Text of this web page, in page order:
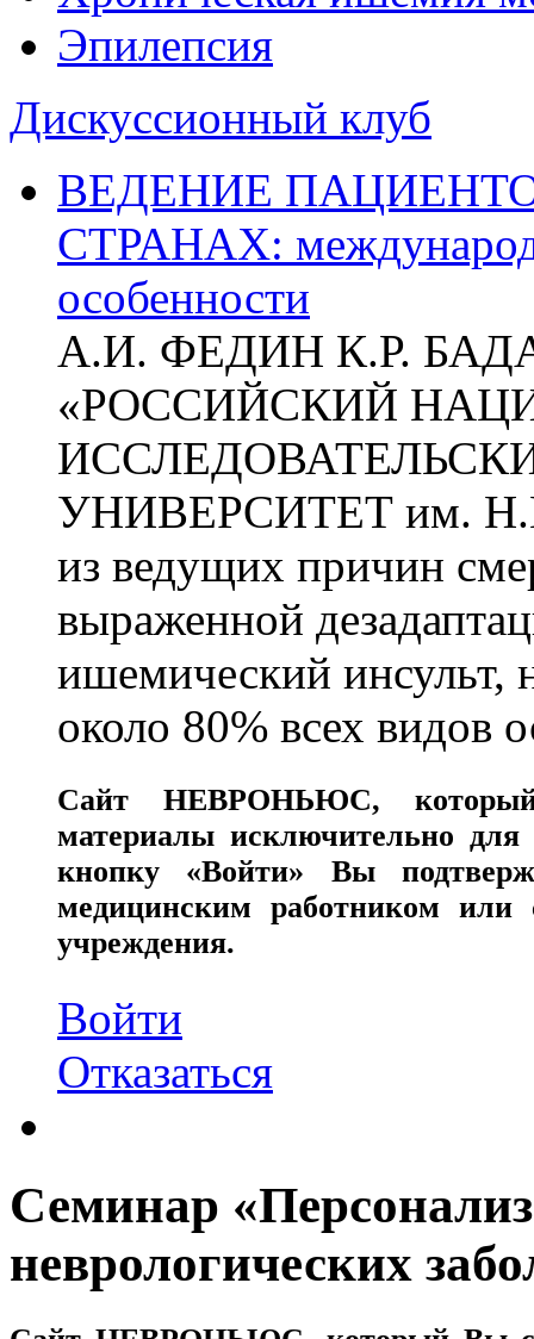
Эпилепсия
Дискуссионный клуб
ВЕДЕНИЕ
СТРАНАХ:
особенности
А.И. ФЕДИН К.Р.
«РОССИЙСКИЙ
УНИВЕРСИТЕТ им.
из ведущих причин
выраженной
ишемический инсульт,
около 80% всех видов
СайтНЕВРОНЬЮС,
материалы исключительно для
кнопку «Войти» Вы
медицинским работником или
учреждения.
Войти
Отказаться
Семинар
неврологических